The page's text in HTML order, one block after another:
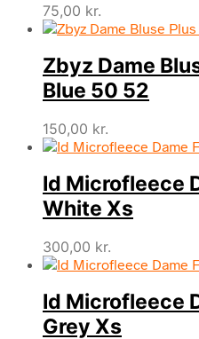
75,00 kr.
Zbyz Dame
Blue 50 52
150,00 kr.
Id Microfleece
White Xs
300,00 kr.
Id Microfleece
Grey Xs